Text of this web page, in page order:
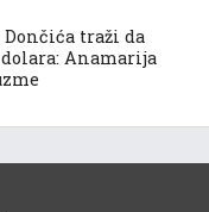
traži da
Anamarija